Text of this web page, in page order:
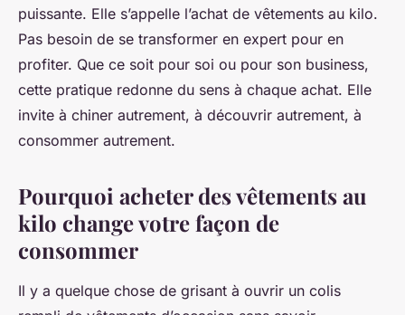
puissante. Elle s’appelle l’achat de vêtements au kilo.
Pas besoin de se transformer en expert pour en
profiter. Que ce soit pour soi ou pour son business,
cette pratique redonne du sens à chaque achat. Elle
invite à chiner autrement, à découvrir autrement, à
consommer autrement.
Pourquoi acheter des vêtements au
kilo change votre façon de
consommer
Il y a quelque chose de grisant à ouvrir un colis